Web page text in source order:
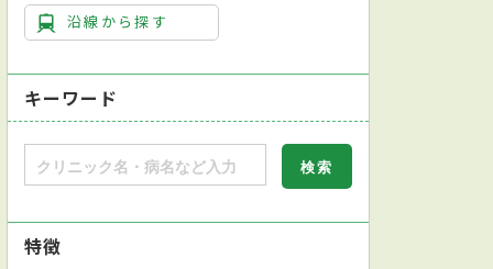
沿線から探す
キーワード
特徴